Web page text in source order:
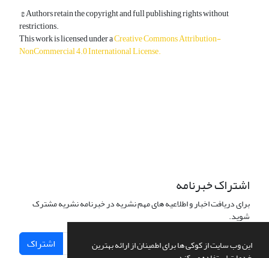
این وب سایت از کوکی ها برای اطمینان از ارائه بهترین
© Authors retain the copyright and full publishing rights without
restrictions.
This work is licensed under aCreative Commons Attribution-
NonCommercial 4.0 International License.
اشتراک خبرنامه
برای دریافت اخبار و اطلاعیه های مهم نشریه در خبرنامه نشریه مشترک
شوید.
اشتراک